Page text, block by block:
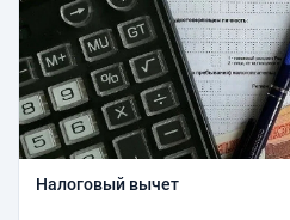
Налоговый вычет